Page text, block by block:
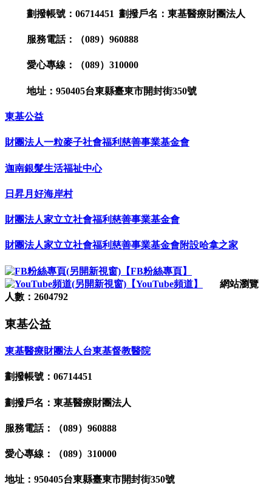
劃撥帳號：06714451 劃撥戶名：東基醫療財團法人
服務電話：（089）960888
愛心專線：（089）310000
地址：950405台東縣臺東市開封街350號
東基公益
財團法人一粒麥子社會福利慈善事業基金會
迦南銀髮生活福祉中心
日昇月好海岸村
財團法人家立立社會福利慈善事業基金會
財團法人家立立社會福利慈善事業基金會附設哈拿之家
【FB粉絲專頁】
【YouTube頻道】
網站瀏覽
人數：2604792
東基公益
東基醫療財團法人台東基督教醫院
劃撥帳號：06714451
劃撥戶名：東基醫療財團法人
服務電話：（089）960888
愛心專線：（089）310000
地址：950405台東縣臺東市開封街350號